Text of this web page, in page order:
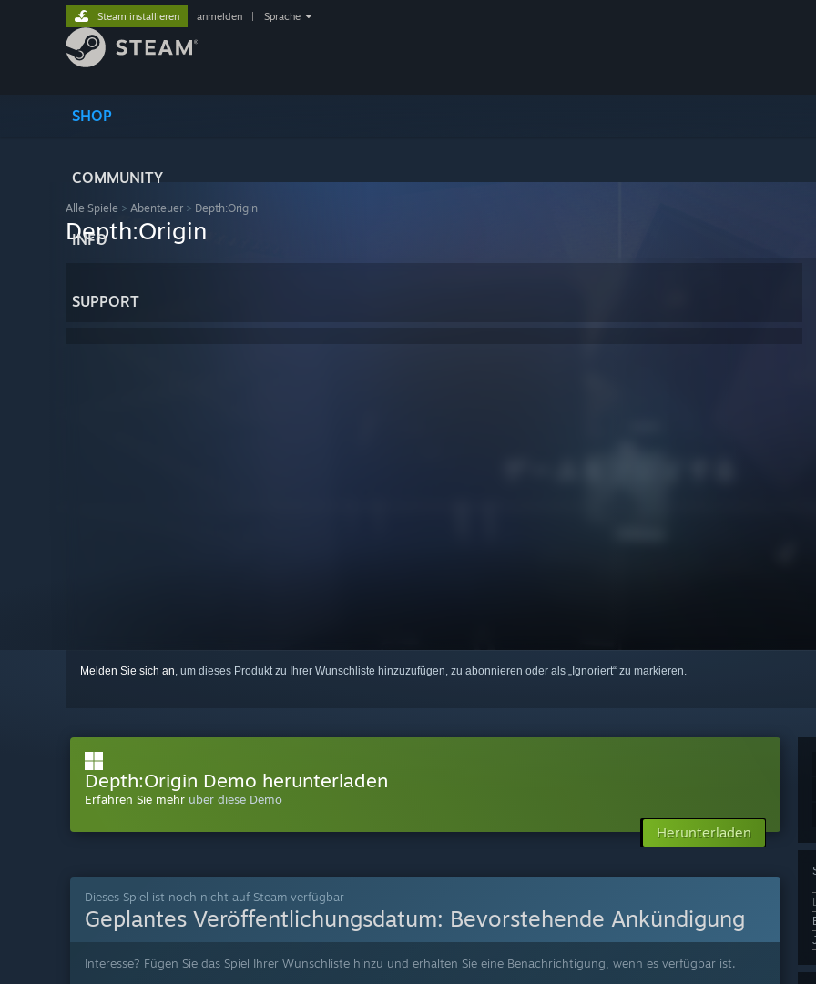
SHOP
COMMUNITY
INFO
SUPPORT
Steam installieren anmelden Sprache
Alle Spiele > Abenteuer > Depth:Origin
Depth:Origin
Melden Sie sich an, um dieses Produkt zu Ihrer Wunschliste hinzuzufügen, zu abonnieren oder als „Ignoriert“ zu markieren.
Depth:Origin Demo herunterladen
Erfahren Sie mehr über diese Demo
Herunterladen
Dieses Spiel ist noch nicht auf Steam verfügbar
Geplantes Veröffentlichungsdatum: Bevorstehende Ankündigung
Interesse? Fügen Sie das Spiel Ihrer Wunschliste hinzu und erhalten Sie eine Benachrichtigung, wenn es verfügbar ist.